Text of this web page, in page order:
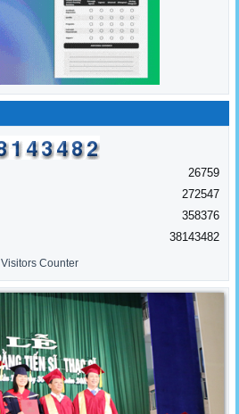
26759
272547
358376
38143482
Visitors Counter